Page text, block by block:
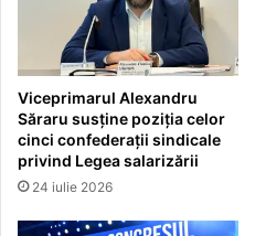
Viceprimarul Alexandru
Săraru susține poziția celor
cinci confederații sindicale
privind Legea salarizării
24 iulie 2026